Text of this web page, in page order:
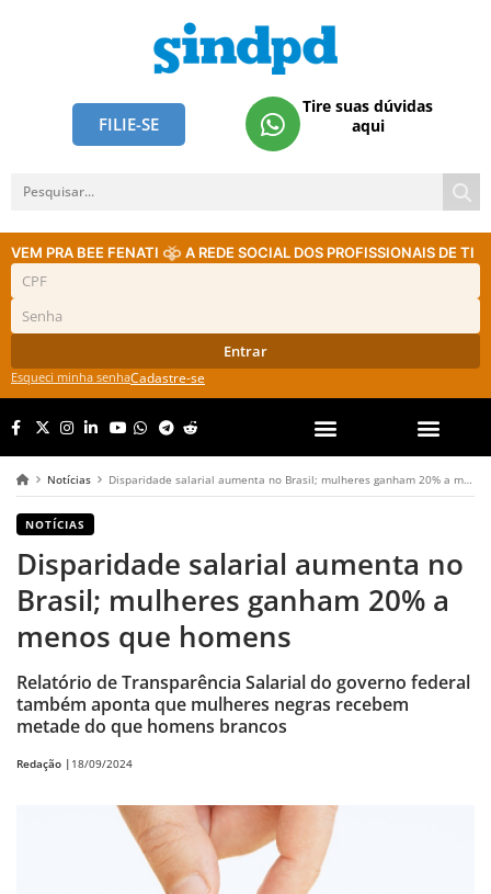
FILIE-SE
Tire suas dúvidas
aqui
VEM PRA BEE FENATI A REDE SOCIAL DOS PROFISSIONAIS DE TI
Entrar
Esqueci minha senhaCadastre-se
Notícias Disparidade salarial aumenta no Brasil; mulheres ganham 20% a menos que homens
NOTÍCIAS
Disparidade salarial aumenta no
Brasil; mulheres ganham 20% a
menos que homens
Relatório de Transparência Salarial do governo federal
também aponta que mulheres negras recebem
metade do que homens brancos
Redação | 18/09/2024